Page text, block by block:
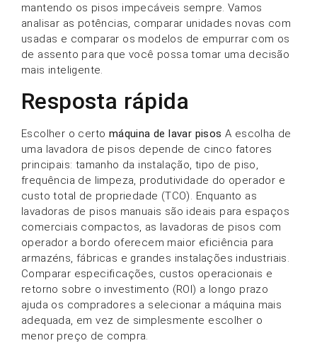
mantendo os pisos impecáveis sempre. Vamos
analisar as potências, comparar unidades novas com
usadas e comparar os modelos de empurrar com os
de assento para que você possa tomar uma decisão
mais inteligente.
Resposta rápida
Escolher o certo máquina de lavar pisos A escolha de
uma lavadora de pisos depende de cinco fatores
principais: tamanho da instalação, tipo de piso,
frequência de limpeza, produtividade do operador e
custo total de propriedade (TCO). Enquanto as
lavadoras de pisos manuais são ideais para espaços
comerciais compactos, as lavadoras de pisos com
operador a bordo oferecem maior eficiência para
armazéns, fábricas e grandes instalações industriais.
Comparar especificações, custos operacionais e
retorno sobre o investimento (ROI) a longo prazo
ajuda os compradores a selecionar a máquina mais
adequada, em vez de simplesmente escolher o
menor preço de compra.